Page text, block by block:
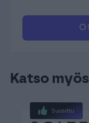
Katso myös
Suosittu